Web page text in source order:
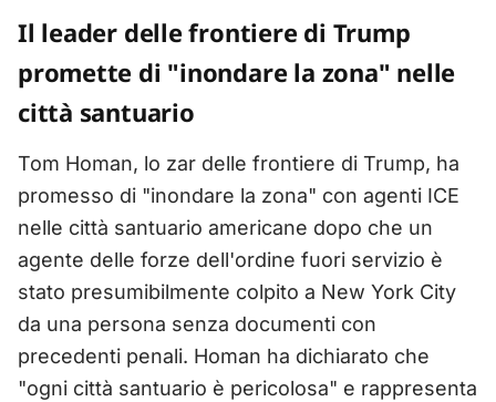
Il leader delle frontiere di Trump
promette di "inondare la zona" nelle
città santuario
Tom Homan, lo zar delle frontiere di Trump, ha
promesso di "inondare la zona" con agenti ICE
nelle città santuario americane dopo che un
agente delle forze dell'ordine fuori servizio è
stato presumibilmente colpito a New York City
da una persona senza documenti con
precedenti penali. Homan ha dichiarato che
"ogni città santuario è pericolosa" e rappresenta